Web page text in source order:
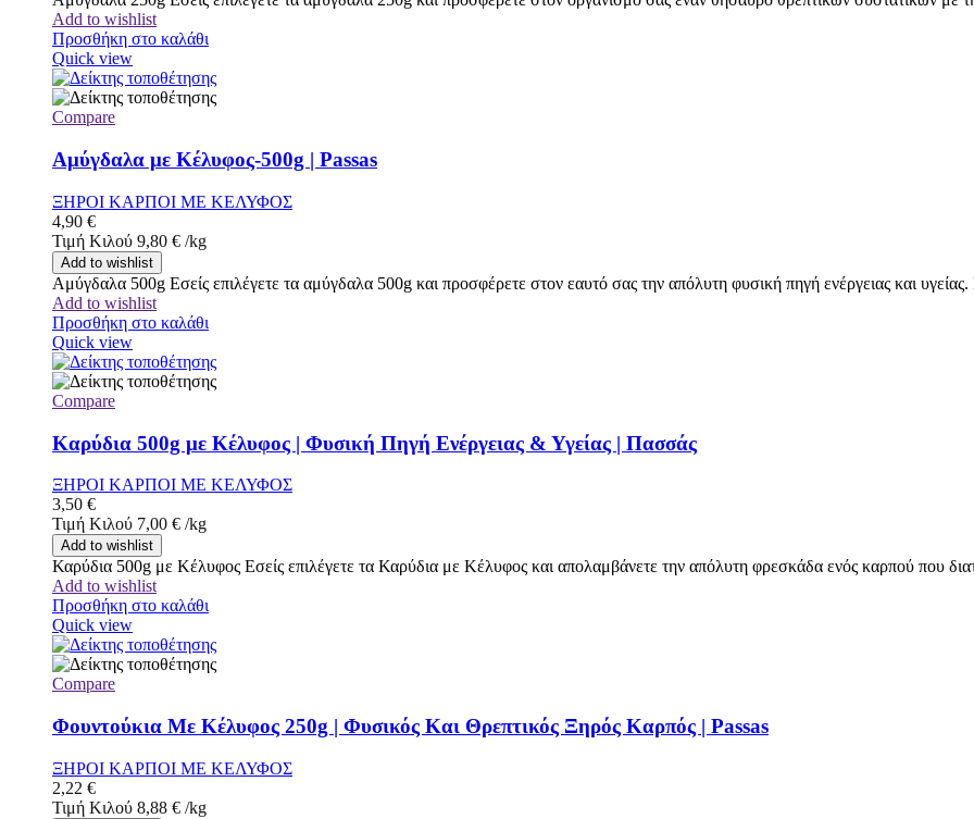
Add to wishlist
Προσθήκη στο καλάθι
Quick view
Compare
Αμύγδαλα με Κέλυφος-500g | Passas
ΞΗΡΟΙ ΚΑΡΠΟΙ ΜΕ ΚΕΛΥΦΟΣ
4,90 €
Τιμή Κιλού 9,80 € /kg
Add to wishlist
Αμύγδαλα 500g Εσείς επιλέγετε τα αμύγδαλα 500g και προσφέρετε στον εαυτό σας την απόλυτη φυσική πηγή ενέργειας και υγείας.
Add to wishlist
Προσθήκη στο καλάθι
Quick view
Compare
Καρύδια 500g με Κέλυφος | Φυσική Πηγή Ενέργειας & Υγείας | Πασσάς
ΞΗΡΟΙ ΚΑΡΠΟΙ ΜΕ ΚΕΛΥΦΟΣ
3,50 €
Τιμή Κιλού 7,00 € /kg
Add to wishlist
Καρύδια 500g με Κέλυφος Εσείς επιλέγετε τα Καρύδια με Κέλυφος και απολαμβάνετε την απόλυτη φρεσκάδα ενός καρπού που
Add to wishlist
Προσθήκη στο καλάθι
Quick view
Compare
Φουντούκια Με Κέλυφος 250g | Φυσικός Και Θρεπτικός Ξηρός Καρπός | Passas
ΞΗΡΟΙ ΚΑΡΠΟΙ ΜΕ ΚΕΛΥΦΟΣ
2,22 €
Τιμή Κιλού 8,88 € /kg